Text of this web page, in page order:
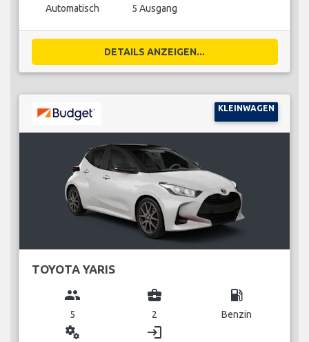
Automatisch 5 Ausgang
DETAILS ANZEIGEN...
KLEINWAGEN
TOYOTA YARIS
group
5
business_center
2
local_gas_station
Benzin
miscellaneous_services login